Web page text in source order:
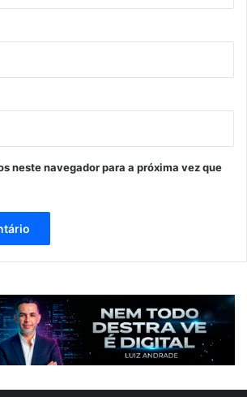
neste navegador para a próxima vez que